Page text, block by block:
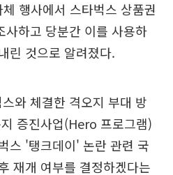
행사에서 스타벅스 상품권
사하고 당분간 이를 사용하
린 것으로 알려졌다.
와 체결한 격오지 부대 방
증진사업(Hero 프로그램)
스 '탱크데이' 논란 관련 국
재개 여부를 결정하겠다는